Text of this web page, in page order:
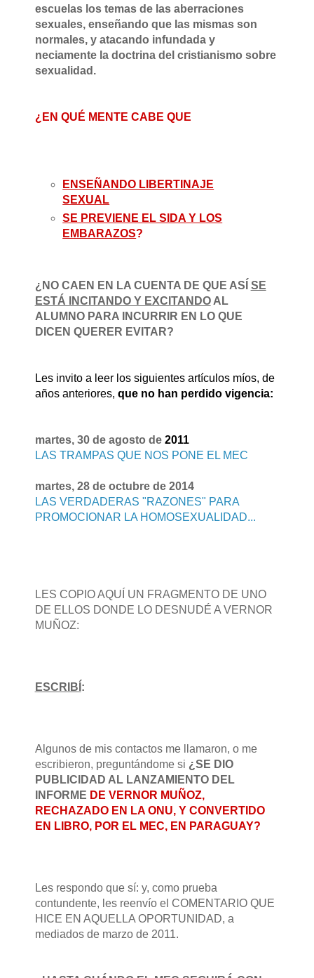
escuelas los temas de las aberraciones
sexuales, enseñando que las mismas son
normales, y atacando infundada y
neciamente la doctrina del cristianismo sobre
sexualidad.
¿EN QUÉ MENTE CABE QUE
ENSEÑANDO LIBERTINAJE
SEXUAL
SE PREVIENE EL SIDA Y LOS
EMBARAZOS?
¿NO CAEN EN LA CUENTA DE QUE ASÍ SE
ESTÁ INCITANDO Y EXCITANDOAL
ALUMNO PARA INCURRIR EN LO QUE
DICEN QUERER EVITAR?
Les invito a leer los siguientes artículos míos, de
años anteriores, que no han perdido vigencia:
martes, 30 de agosto de 2011
LAS TRAMPAS QUE NOS PONE EL MEC
martes, 28 de octubre de 2014
LAS VERDADERAS "RAZONES" PARA
PROMOCIONAR LA HOMOSEXUALIDAD...
LES COPIO AQUÍ UN FRAGMENTO DE UNO
DE ELLOS DONDE LO DESNUDÉ A VERNOR
MUÑOZ:
ESCRIBÍ :
Algunos de mis contactos me llamaron, o me
escribieron, preguntándome si ¿SE DIO
PUBLICIDAD AL LANZAMIENTO DEL
INFORME DE VERNOR MUÑOZ,
RECHAZADO EN LA ONU, Y CONVERTIDO
EN LIBRO, POR EL MEC, EN PARAGUAY?
Les respondo que sí: y, como prueba
contundente, les reenvío el COMENTARIO QUE
HICE EN AQUELLA OPORTUNIDAD, a
mediados de marzo de 2011.